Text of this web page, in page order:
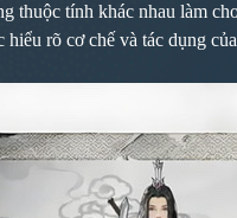
thuộc tính khác nhau làm
rõ cơ chế và tác dụng